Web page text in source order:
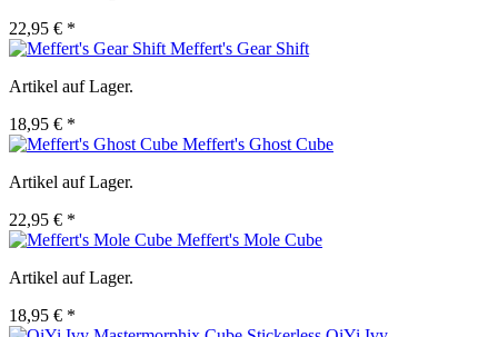
22,95 € *
Meffert's Gear Shift
Artikel auf Lager.
18,95 € *
Meffert's Ghost Cube
Artikel auf Lager.
22,95 € *
Meffert's Mole Cube
Artikel auf Lager.
18,95 € *